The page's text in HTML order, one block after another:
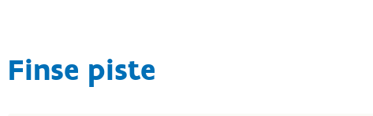
Finse piste